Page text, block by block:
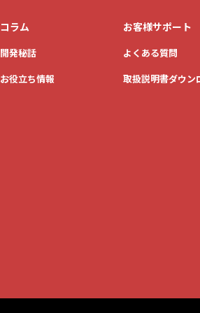
コラム
開発秘話
お役立ち情報
お客様サポート
よくある質問
取扱説明書ダウン